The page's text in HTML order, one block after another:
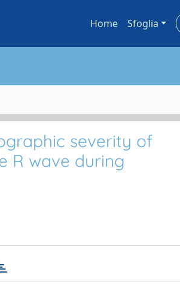
Home Sfoglia
severity of
R wave during